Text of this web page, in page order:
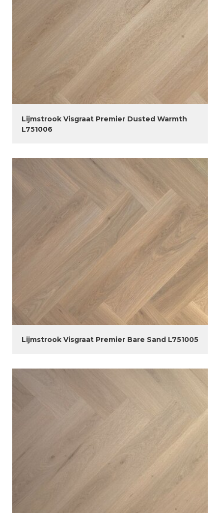
Lijmstrook Visgraat Premier Dusted Warmth
L751006
Lijmstrook Visgraat Premier Bare Sand L751005